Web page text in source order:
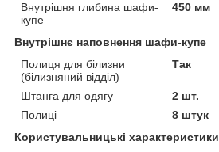
Внутрішня глибина шафи-
купе
450 мм
Внутрішнє наповнення шафи-купе
Полиця для білизни
(білизняний відділ)
Так
Штанга для одягу
2 шт.
Полиці
8 штук
Користувальницькі характеристики